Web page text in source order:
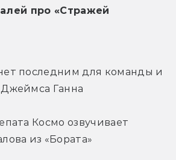
про «Стражей
последним для команды и
Ганна
Космо озвучивает
из «Бората»